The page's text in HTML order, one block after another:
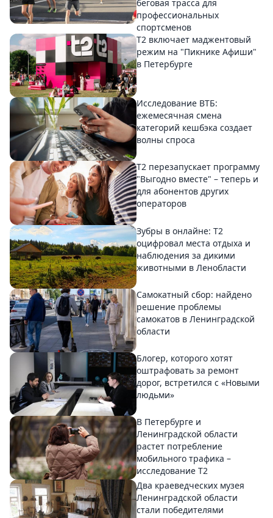
беговая трасса для
профессиональных
спортсменов
Т2 включает маджентовый
режим на "Пикнике Афиши"
в Петербурге
Исследование ВТБ:
ежемесячная смена
категорий кешбэка создает
волны спроса
Т2 перезапускает программу
"Выгодно вместе" – теперь и
для абонентов других
операторов
Зубры в онлайне: Т2
оцифровал места отдыха и
наблюдения за дикими
животными в Ленобласти
Самокатный сбор: найдено
решение проблемы
самокатов в Ленинградской
области
Блогер, которого хотят
оштрафовать за ремонт
дорог, встретился с «Новыми
людьми»
В Петербурге и
Ленинградской области
растет потребление
мобильного трафика –
исследование T2
Два краеведческих музея
Ленинградской области
стали победителями